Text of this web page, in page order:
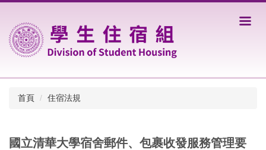
主
要
首頁
住宿法規
國立清華大學宿舍郵件、包裹收發服務管理要